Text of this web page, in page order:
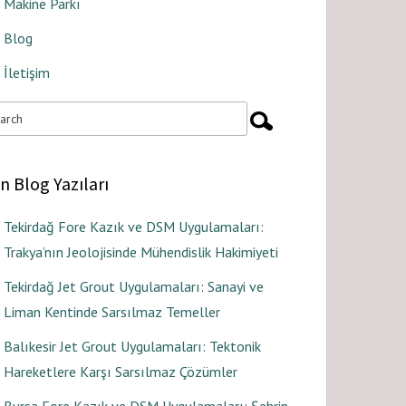
Makine Parkı
Blog
İletişim
Blog Yazıları
Tekirdağ Fore Kazık ve DSM Uygulamaları:
Trakya’nın Jeolojisinde Mühendislik Hakimiyeti
Tekirdağ Jet Grout Uygulamaları: Sanayi ve
Liman Kentinde Sarsılmaz Temeller
Balıkesir Jet Grout Uygulamaları: Tektonik
Hareketlere Karşı Sarsılmaz Çözümler